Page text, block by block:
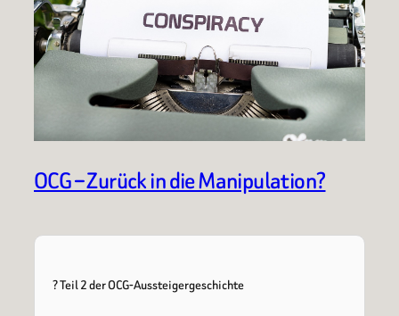
OCG – Zurück in die Manipulation?
? Teil 2 der OCG-Aussteigergeschichte